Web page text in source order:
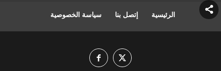
الرئيسية إتصل بنا سياسة الخصوصية